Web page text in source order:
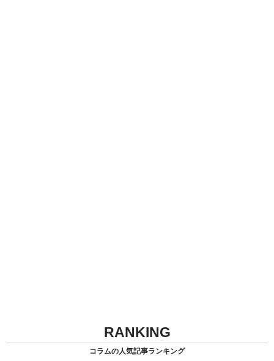
RANKING
コラムの人気記事ランキング